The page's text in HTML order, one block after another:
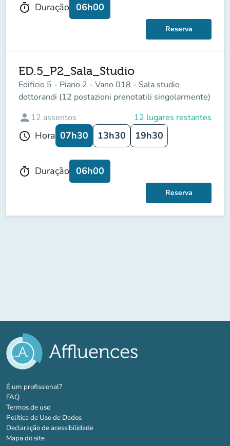
timer Duração 06h00
Reserva
ED.5_P2_Sala_Studio
Edificio 5 - Piano 2 - Vano 018 - Sala studio
dottorandi (12 postazioni prenotatili singolarmente)
person 12 assentos 12 lugares restantes
schedule Hora 07h30 13h30 19h30
timer Duração 06h00
Reserva
É um profissional?(novo separador)
FAQ
Termos de uso
Política de Uso de Dados
Declaração de acessibilidade
Mapa do site